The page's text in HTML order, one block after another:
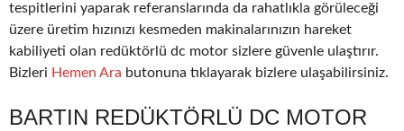
tespitlerini yaparak referanslarında da rahatlıkla görüleceği
üzere üretim hızınızı kesmeden makinalarınızın hareket
kabiliyeti olan redüktörlü dc motor sizlere güvenle ulaştırır.
Bizleri Hemen Ara butonuna tıklayarak bizlere ulaşabilirsiniz.
BARTIN REDÜKTÖRLÜ DC MOTOR